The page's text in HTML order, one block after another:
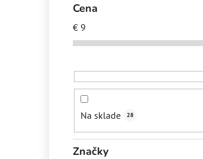
Cena
€ 9
Na sklade 28
Značky